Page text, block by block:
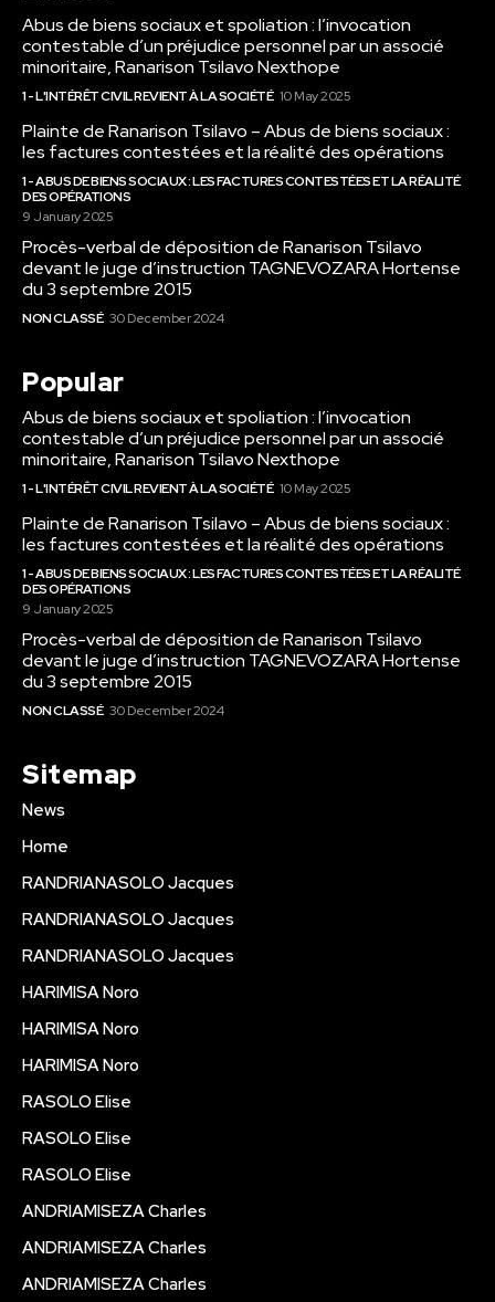
Abus de biens sociaux et spoliation : l’invocation
contestable d’un préjudice personnel par un associé
minoritaire, Ranarison Tsilavo Nexthope
1 - L'INTÉRÊT CIVIL REVIENT À LA SOCIÉTÉ 10 May 2025
Plainte de Ranarison Tsilavo – Abus de biens sociaux :
les factures contestées et la réalité des opérations
1 - ABUS DE BIENS SOCIAUX : LES FACTURES CONTESTÉES ET LA RÉALITÉ
DES OPÉRATIONS
9 January 2025
Procès-verbal de déposition de Ranarison Tsilavo
devant le juge d’instruction TAGNEVOZARA Hortense
du 3 septembre 2015
NON CLASSÉ 30 December 2024
Popular
Abus de biens sociaux et spoliation : l’invocation
contestable d’un préjudice personnel par un associé
minoritaire, Ranarison Tsilavo Nexthope
1 - L'INTÉRÊT CIVIL REVIENT À LA SOCIÉTÉ 10 May 2025
Plainte de Ranarison Tsilavo – Abus de biens sociaux :
les factures contestées et la réalité des opérations
1 - ABUS DE BIENS SOCIAUX : LES FACTURES CONTESTÉES ET LA RÉALITÉ
DES OPÉRATIONS
9 January 2025
Procès-verbal de déposition de Ranarison Tsilavo
devant le juge d’instruction TAGNEVOZARA Hortense
du 3 septembre 2015
NON CLASSÉ 30 December 2024
Sitemap
News
Home
RANDRIANASOLO Jacques
RANDRIANASOLO Jacques
RANDRIANASOLO Jacques
HARIMISA Noro
HARIMISA Noro
HARIMISA Noro
RASOLO Elise
RASOLO Elise
RASOLO Elise
ANDRIAMISEZA Charles
ANDRIAMISEZA Charles
ANDRIAMISEZA Charles